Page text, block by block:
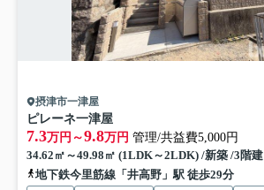
摂津市一津屋
ピレーネ一津屋
7.3万円～9.8万円 管理/共益費5,000円
34.62㎡～49.98㎡ (1LDK～2LDK) /新築 /3階建
地下鉄今里筋線「井高野」駅 徒歩29分